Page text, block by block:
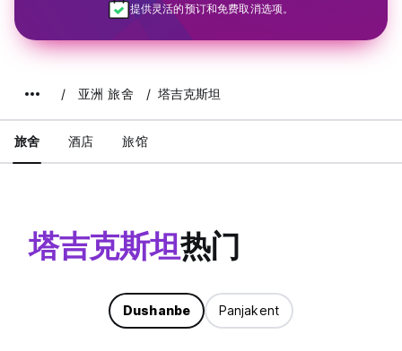
提供灵活的预订和免费取消选项。
亚洲 旅舍 塔吉克斯坦
旅舍 酒店 旅馆
塔吉克斯坦热门
Dushanbe Panjakent